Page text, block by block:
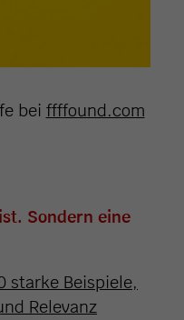
bei ffffound.com
Sondern eine
starke Beispiele,
Relevanz